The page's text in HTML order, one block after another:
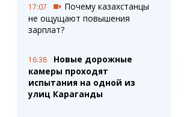
17:07
Почему казахстанцы
не ощущают повышения
зарплат?
16:38
Новые дорожные
камеры проходят
испытания на одной из
улиц Караганды